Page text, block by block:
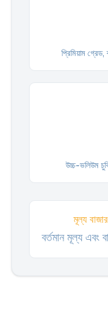
প্রিমিয়াম
উচ্চ-ভলিউম
মূল্য
বর্তমান মূল্য এবং